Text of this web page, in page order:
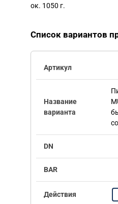
ок. 1050 г.
Список вариантов